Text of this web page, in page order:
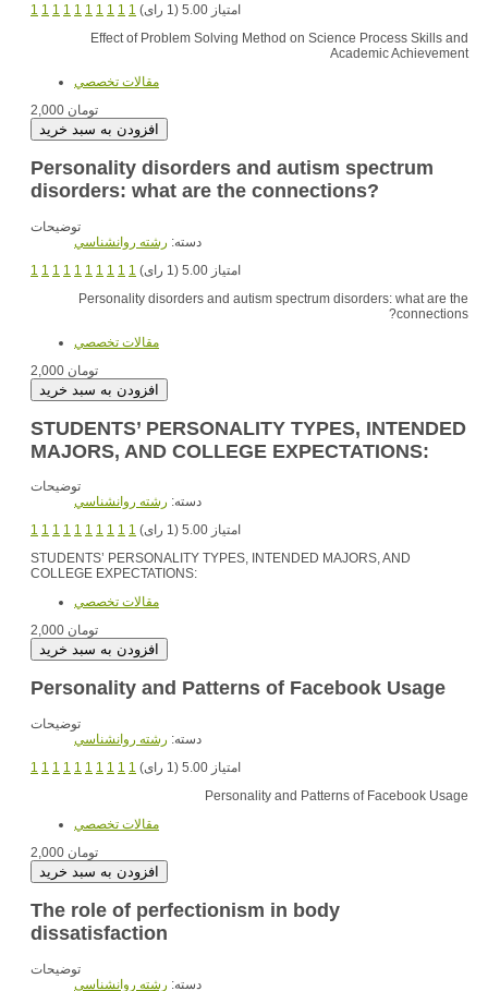
1 1 1 1 1 1 1 1 1 1
امتیاز 5.00 (1 رای)
Effect of Problem Solving Method on Science Process Skills and
Academic Achievement
مقالات تخصصي
2,000 تومان
Personality disorders and autism spectrum
disorders: what are the connections?
توضیحات
دسته: رشته روانشناسي
1 1 1 1 1 1 1 1 1 1
امتیاز 5.00 (1 رای)
Personality disorders and autism spectrum disorders: what are the
connections?
مقالات تخصصي
2,000 تومان
STUDENTS’ PERSONALITY TYPES, INTENDED
MAJORS, AND COLLEGE EXPECTATIONS:
توضیحات
دسته: رشته روانشناسي
1 1 1 1 1 1 1 1 1 1
امتیاز 5.00 (1 رای)
STUDENTS’ PERSONALITY TYPES, INTENDED MAJORS, AND
COLLEGE EXPECTATIONS:
مقالات تخصصي
2,000 تومان
Personality and Patterns of Facebook Usage
توضیحات
دسته: رشته روانشناسي
1 1 1 1 1 1 1 1 1 1
امتیاز 5.00 (1 رای)
Personality and Patterns of Facebook Usage
مقالات تخصصي
2,000 تومان
The role of perfectionism in body
dissatisfaction
توضیحات
دسته: رشته روانشناسي